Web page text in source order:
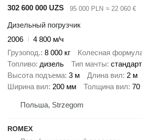
302 600 000 UZS 95 000 PLN ≈ 22 060 €
Дизельный погрузчик
2006
4 800 м/ч
Грузопод. 8 000 кг Колесная
Топливо дизель Тип мачты
Высота подъема 3 м Длина вил 2 м
Ширина вил 200 мм Толщина вил
Польша, Strzegom
ROMEX